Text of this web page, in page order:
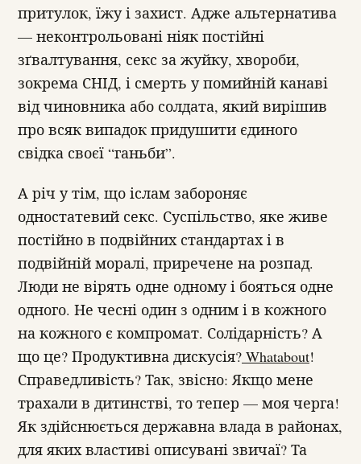
притулок, їжу і захист. Адже альтернатива
— неконтрольовані ніяк постійні
зґвалтування, секс за жуйку, хвороби,
зокрема СНІД, і смерть у помийній канаві
від чиновника або солдата, який вирішив
про всяк випадок придушити єдиного
свідка своєї “ганьби”.
А річ у тім, що іслам забороняє
одностатевий секс. Суспільство, яке живе
постійно в подвійних стандартах і в
подвійній моралі, приречене на розпад.
Люди не вірять одне одному і бояться одне
одного. Не чесні один з одним і в кожного
на кожного є компромат. Солідарність? А
що це? Продуктивна дискусія? Whatabout!
Справедливість? Так, звісно: Якщо мене
трахали в дитинстві, то тепер — моя черга!
Як здійснюється державна влада в районах,
для яких властиві описувані звичаї? Та